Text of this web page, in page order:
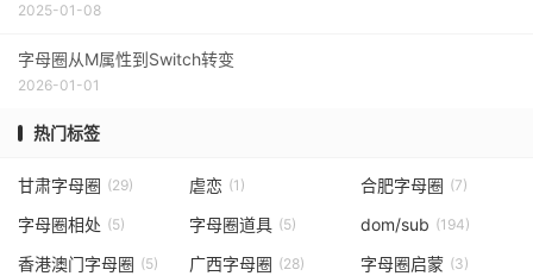
2025-01-08
字母圈从M属性到Switch转变
2026-01-01
热门标签
甘肃字母圈 (29) 虐恋 (1) 合肥字母圈 (7)
字母圈相处 (5) 字母圈道具 (5) dom/sub (194)
香港澳门字母圈 (5) 广西字母圈 (28) 字母圈启蒙 (3)